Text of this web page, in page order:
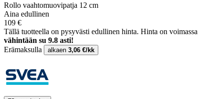
Rollo vaahtomuovipatja 12 cm
Aina edullinen
109 €
Tällä tuotteella on pysyvästi edullinen hinta. Hinta on voimassa
vähintään su 9.8 asti!
Erämaksulla
alkaen 3,06 €/kk